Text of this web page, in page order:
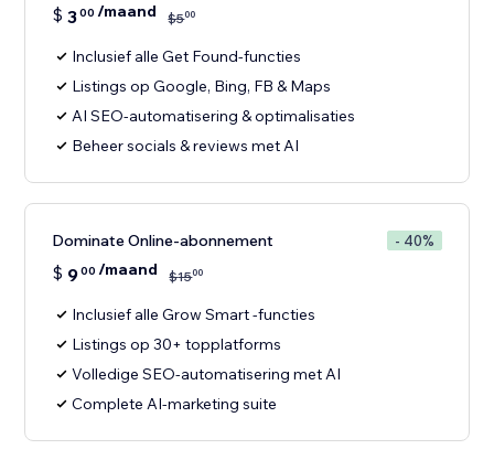
$ 300 /maand $500
Inclusief alle Get Found-functies
Listings op Google, Bing, FB & Maps
AI SEO-automatisering & optimalisaties
Beheer socials & reviews met AI
Dominate Online-abonnement - 40%
$ 900 /maand $1500
Inclusief alle Grow Smart -functies
Listings op 30+ topplatforms
Volledige SEO-automatisering met AI
Complete AI-marketing suite